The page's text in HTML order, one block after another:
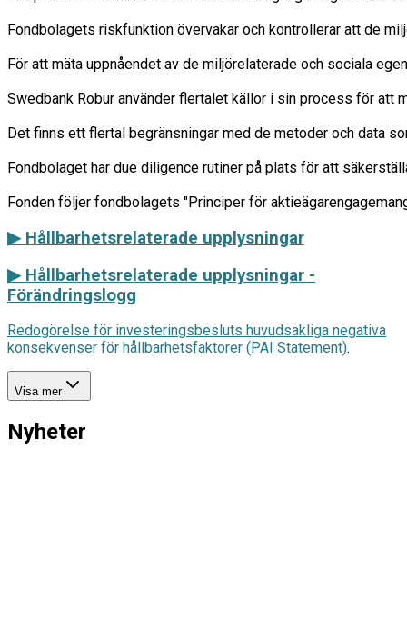
Fondbolagets riskfunktion övervakar och kontrollerar att de
För att mäta uppnåendet av de miljörelaterade och sociala
Swedbank Robur använder flertalet källor i sin process för att
Det finns ett flertal begränsningar med de metoder och data
Fondbolaget har due diligence rutiner på plats för att
▶ Hållbarhetsrelaterade upplysningar
▶ Hållbarhetsrelaterade upplysningar -
Förändringslogg
Redogörelse för investeringsbesluts huvudsakliga negativa
konsekvenser för hållbarhetsfaktorer (PAI Statement).
Visa mer
Nyheter